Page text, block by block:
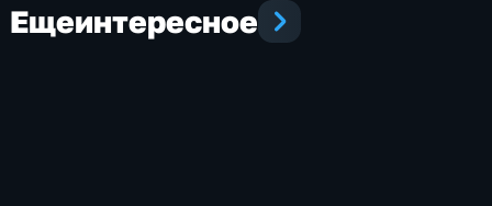
Ещеинтересное